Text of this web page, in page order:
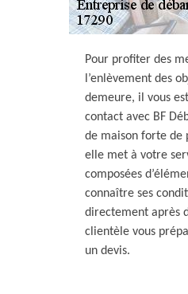
Pour profiter des
l’enlèvement des
demeure, il vous
contact avec BF
de maison forte de
elle met à votre
composées
connaître ses
directement après
clientèle vous
un devis.